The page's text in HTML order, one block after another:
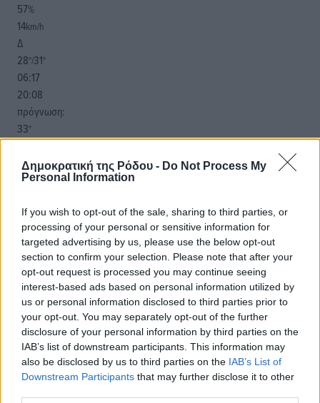
Δημοκρατική της Ρόδου - Do Not Process My
Personal Information
If you wish to opt-out of the sale, sharing to third parties, or
processing of your personal or sensitive information for
targeted advertising by us, please use the below opt-out
section to confirm your selection. Please note that after your
opt-out request is processed you may continue seeing
interest-based ads based on personal information utilized by
us or personal information disclosed to third parties prior to
your opt-out. You may separately opt-out of the further
disclosure of your personal information by third parties on the
IAB’s list of downstream participants. This information may
also be disclosed by us to third parties on the IAB’s List of
Downstream Participants that may further disclose it to other
57%
14km/h
Δ
28°/31°
06:17
20:08
πρόγνωση:
33°
28°
ΣΑ
ΚΥ
29°
ΔΕ